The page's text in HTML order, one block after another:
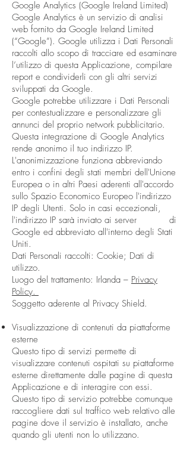
Google Analytics (Google Ireland Limited)
Google Analytics è un servizio di analisi
web fornito da Google Ireland Limited
(“Google”). Google utilizza i Dati Personali
raccolti allo scopo di tracciare ed esaminare
l’utilizzo di questa Applicazione, compilare
report e condividerli con gli altri servizi
sviluppati da Google.
Google potrebbe utilizzare i Dati Personali
per contestualizzare e personalizzare gli
annunci del proprio network pubblicitario.
Questa integrazione di Google Analytics
rende anonimo il tuo indirizzo IP.
L'anonimizzazione funziona abbreviando
entro i confini degli stati membri dell'Unione
Europea o in altri Paesi aderenti all'accordo
sullo Spazio Economico Europeo l'indirizzo
IP degli Utenti. Solo in casi eccezionali,
l'indirizzo IP sarà inviato ai server di
Google ed abbreviato all'interno degli Stati
Uniti.
Dati Personali raccolti: Cookie; Dati di
utilizzo.
Luogo del trattamento: Irlanda – Privacy
Policy.
Soggetto aderente al Privacy Shield.
Visualizzazione di contenuti da piattaforme
esterne
Questo tipo di servizi permette di
visualizzare contenuti ospitati su piattaforme
esterne direttamente dalle pagine di questa
Applicazione e di interagire con essi.
Questo tipo di servizio potrebbe comunque
raccogliere dati sul traffico web relativo alle
pagine dove il servizio è installato, anche
quando gli utenti non lo utilizzano.​